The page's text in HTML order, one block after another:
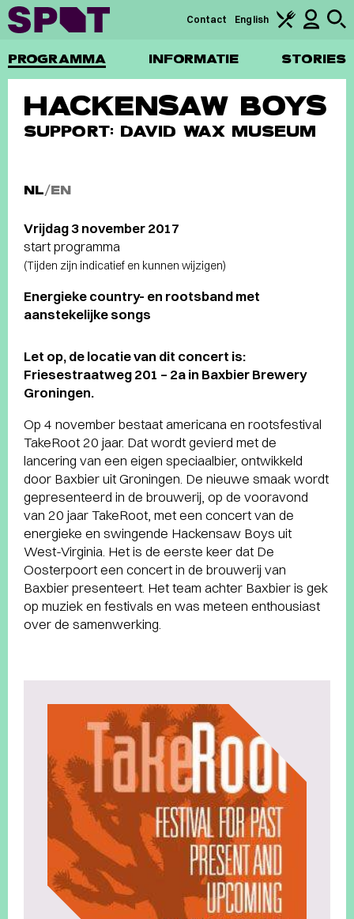
PROGRAMMA INFORMATIE STORIES
Contact English
HACKENSAW BOYS
SUPPORT: DAVID WAX MUSEUM
NL/EN
Vrijdag 3 november 2017
start programma
(Tijden zijn indicatief en kunnen wijzigen)
Energieke country- en rootsband met
aanstekelijke songs
Let op, de locatie van dit concert is:
Friesestraatweg 201 – 2a in Baxbier Brewery
Groningen.
Op 4 november bestaat americana en rootsfestival
TakeRoot 20 jaar. Dat wordt gevierd met de
lancering van een eigen speciaalbier, ontwikkeld
door Baxbier uit Groningen. De nieuwe smaak wordt
gepresenteerd in de brouwerij, op de vooravond
van 20 jaar TakeRoot, met een concert van de
energieke en swingende Hackensaw Boys uit
West-Virginia. Het is de eerste keer dat De
Oosterpoort een concert in de brouwerij van
Baxbier presenteert. Het team achter Baxbier is gek
op muziek en festivals en was meteen enthousiast
over de samenwerking.